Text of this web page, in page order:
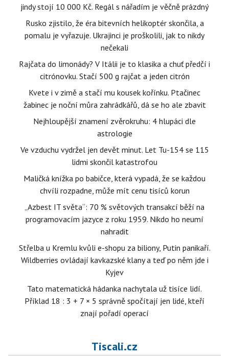
jindy stojí 10 000 Kč. Regál s nářadím je věčně prázdný
Rusko zjistilo, že éra bitevních helikoptér skončila, a
pomalu je vyřazuje. Ukrajinci je proškolili, jak to nikdy
nečekali
Rajčata do limonády? V Itálii je to klasika a chuť předčí i
citrónovku. Stačí 500 g rajčat a jeden citrón
Kvete i v zimě a stačí mu kousek kořínku. Ptačinec
žabinec je noční můra zahrádkářů, dá se ho ale zbavit
Nejhloupější znamení zvěrokruhu: 4 hlupáci dle
astrologie
Ve vzduchu vydržel jen devět minut. Let Tu-154 se 115
lidmi skončil katastrofou
Maličká knížka po babičce, která vypadá, že se každou
chvíli rozpadne, může mít cenu tisíců korun
„Azbest IT světa“: 70 % světových transakcí běží na
programovacím jazyce z roku 1959. Nikdo ho neumí
nahradit
Střelba u Kremlu kvůli e-shopu za biliony, Putin panikaří.
Wildberries ovládají kavkazské klany a teď po něm jde i
Kyjev
Tato matematická hádanka nachytala už tisíce lidí.
Příklad 18 : 3 + 7 × 5 správně spočítají jen lidé, kteří
znají pořadí operací
Tiscali.cz